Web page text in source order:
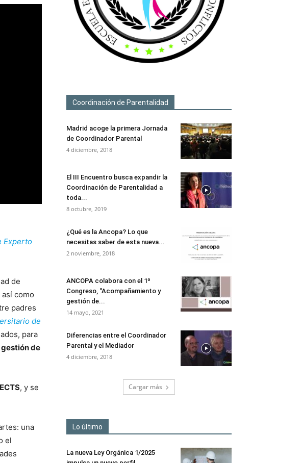
Experto
de
como
padres
de
para
de
, y se
una
el
Coordinación de Parentalidad
Madrid acoge la primera Jornada
de Coordinador Parental
4 diciembre, 2018
El III Encuentro busca expandir la
Coordinación de Parentalidad a
toda...
8 octubre, 2019
¿Qué es la Ancopa? Lo que
necesitas saber de esta nueva...
2 noviembre, 2018
ANCOPA colabora con el 1º
Congreso, “Acompañamiento y
gestión de...
14 mayo, 2021
Diferencias entre el Coordinador
Parental y el Mediador
4 diciembre, 2018
Cargar más
Lo último
La nueva Ley Orgánica 1/2025